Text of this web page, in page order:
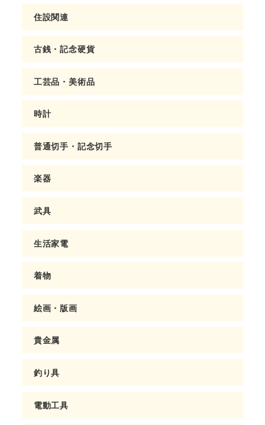
住設関連
古銭・記念硬貨
工芸品・美術品
時計
普通切手・記念切手
楽器
武具
生活家電
着物
絵画・版画
貴金属
釣り具
電動工具